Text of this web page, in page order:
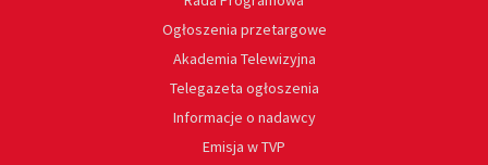
Ogłoszenia przetargowe
Akademia Telewizyjna
Telegazeta ogłoszenia
Informacje o nadawcy
Emisja w TVP